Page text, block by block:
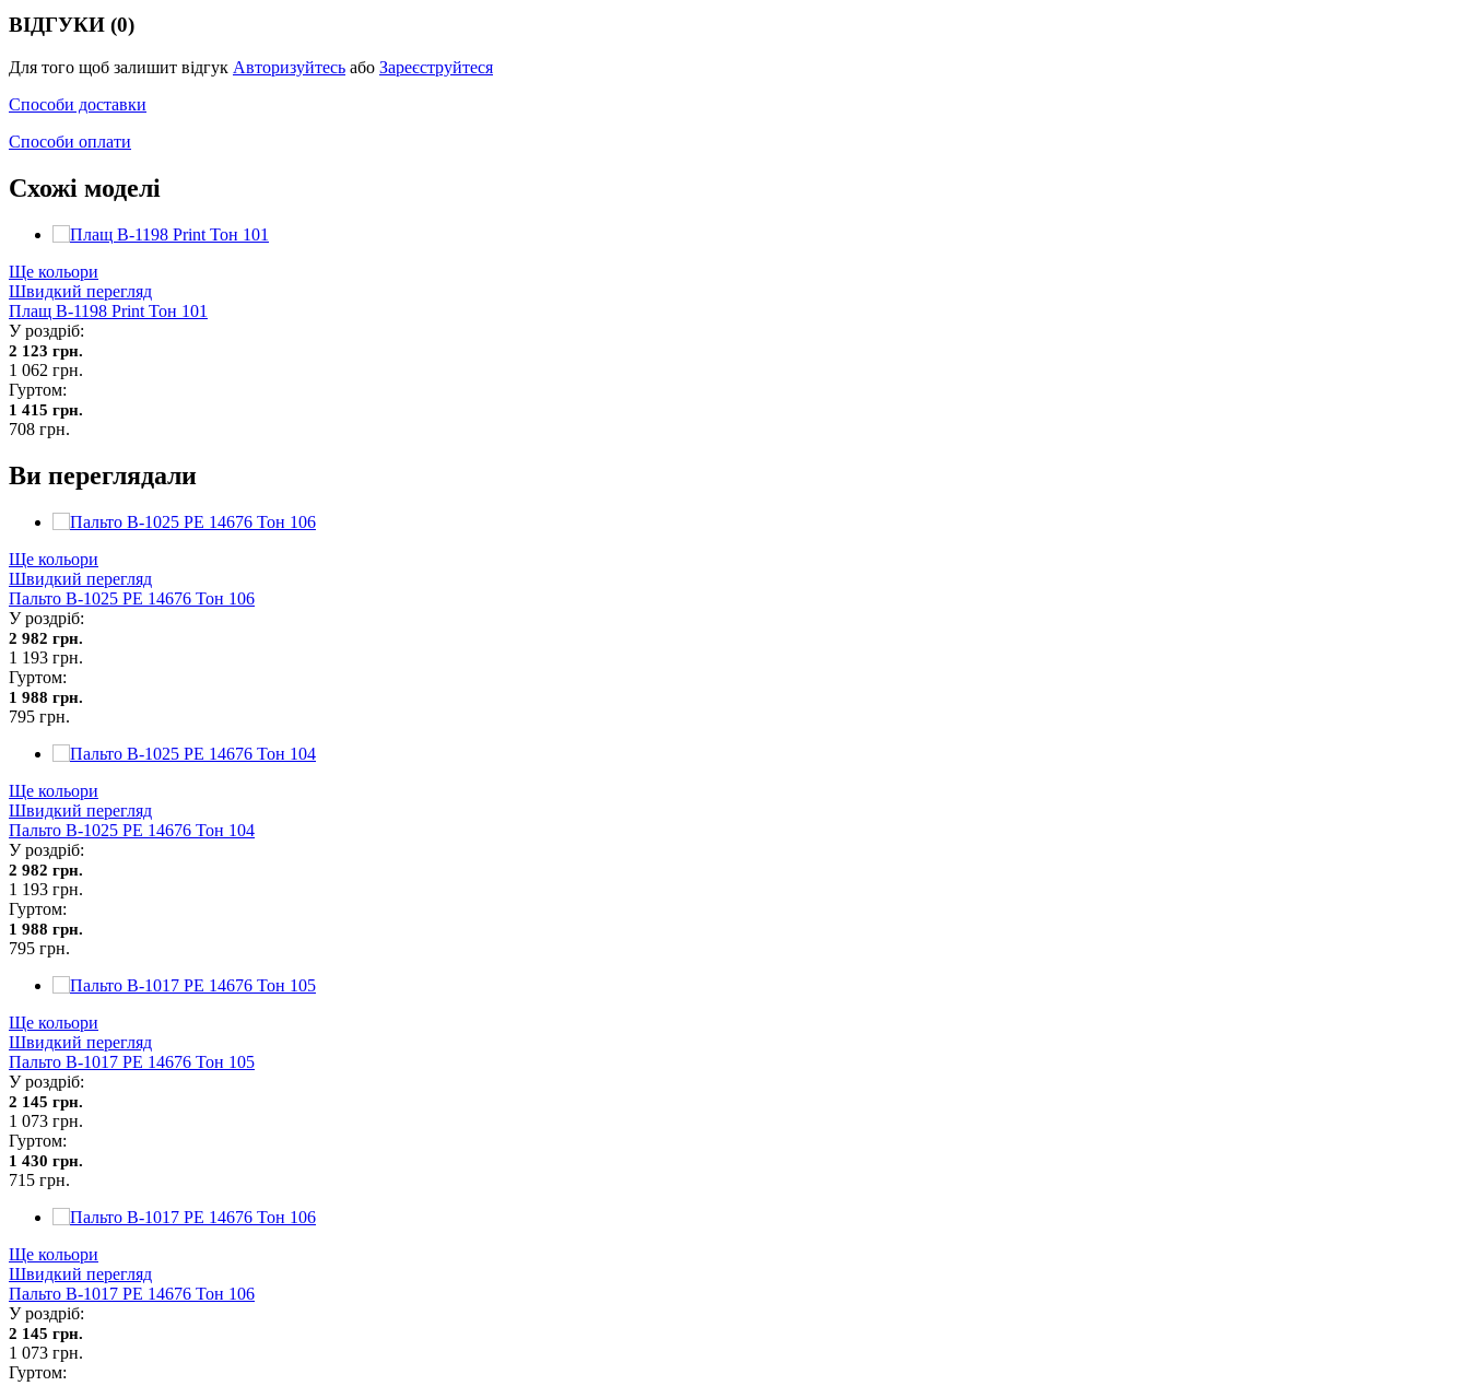
ВІДГУКИ (0)
Для того щоб залишит відгук Авторизуйтесь або Зареєструйтеся
Способи доставки
Способи оплати
Схожі моделі
Ще кольори
Швидкий перегляд
Плащ В-1198 Print Тон 101
У роздріб:
2 123 грн.
1 062 грн.
Гуртом:
1 415 грн.
708 грн.
Ви переглядали
Ще кольори
Швидкий перегляд
Пальто В-1025 PE 14676 Тон 106
У роздріб:
2 982 грн.
1 193 грн.
Гуртом:
1 988 грн.
795 грн.
Ще кольори
Швидкий перегляд
Пальто В-1025 PE 14676 Тон 104
У роздріб:
2 982 грн.
1 193 грн.
Гуртом:
1 988 грн.
795 грн.
Ще кольори
Швидкий перегляд
Пальто В-1017 PE 14676 Тон 105
У роздріб:
2 145 грн.
1 073 грн.
Гуртом:
1 430 грн.
715 грн.
Ще кольори
Швидкий перегляд
Пальто В-1017 PE 14676 Тон 106
У роздріб:
2 145 грн.
1 073 грн.
Гуртом: